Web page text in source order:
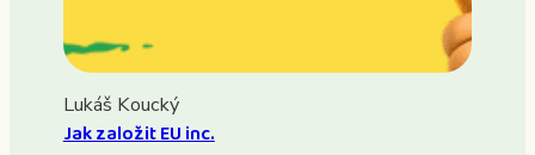
Lukáš Koucký
Jak založit EU inc.